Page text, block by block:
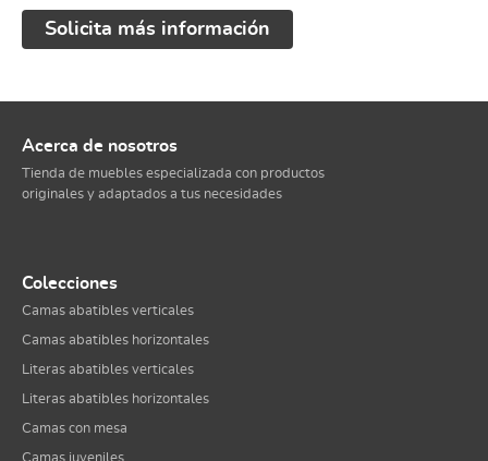
Solicita más información
Acerca de nosotros
Tienda de muebles especializada con productos
originales y adaptados a tus necesidades
Colecciones
Camas abatibles verticales
Camas abatibles horizontales
Literas abatibles verticales
Literas abatibles horizontales
Camas con mesa